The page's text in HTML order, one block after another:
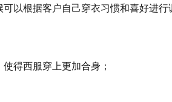
以根据客户自己穿衣习惯和喜好进行
得西服穿上更加合身；